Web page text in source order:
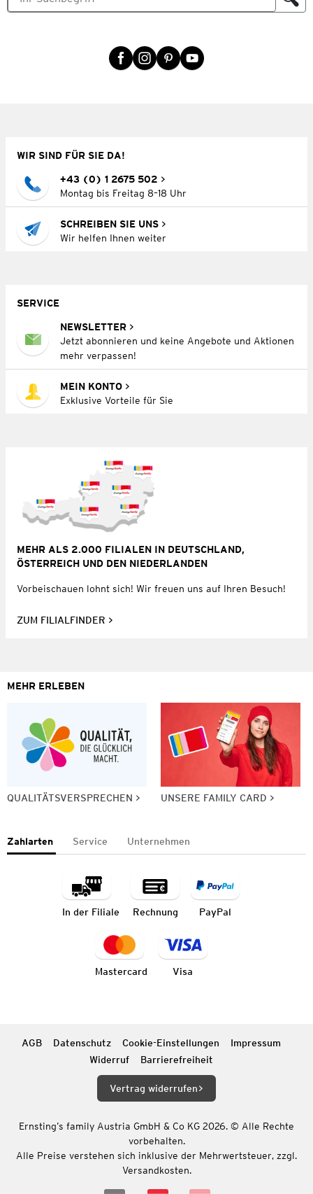
WIR SIND FÜR SIE DA!
+43 (0) 1 2675 502
Montag bis Freitag 8–18 Uhr
SCHREIBEN SIE UNS
Wir helfen Ihnen weiter
SERVICE
NEWSLETTER
Jetzt abonnieren und keine Angebote und Aktionen
mehr verpassen!
MEIN KONTO
Exklusive Vorteile für Sie
MEHR ALS 2.000 FILIALEN IN DEUTSCHLAND,
ÖSTERREICH UND DEN NIEDERLANDEN
Vorbeischauen lohnt sich! Wir freuen uns auf Ihren Besuch!
ZUM FILIALFINDER
MEHR ERLEBEN
QUALITÄTSVERSPRECHEN UNSERE FAMILY CARD
Zahlarten Service Unternehmen
In der Filiale Rechnung PayPal
Mastercard Visa
AGB Datenschutz Cookie-Einstellungen
Impressum
Widerruf
Barrierefreiheit
Vertrag widerrufen
Ernsting’s family Austria GmbH & Co KG 2026. © Alle Rechte
vorbehalten.
Alle Preise verstehen sich inklusive der Mehrwertsteuer, zzgl.
Versandkosten.